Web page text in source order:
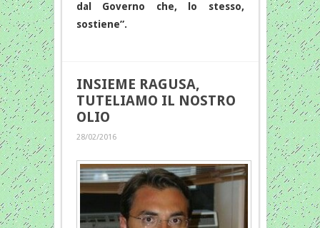
dal Governo che, lo stesso,
sostiene”.
INSIEME RAGUSA,
TUTELIAMO IL NOSTRO
OLIO
28/02/2016